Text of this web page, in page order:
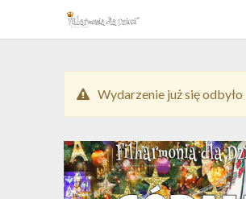
Cart
Wydarzenie już się odbyło